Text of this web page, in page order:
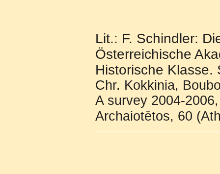
Lit.: F. Schindler:
Österreichische
Historische Klasse.
Chr. Kokkinia,
A survey 2004-
Archaiotētos, 60